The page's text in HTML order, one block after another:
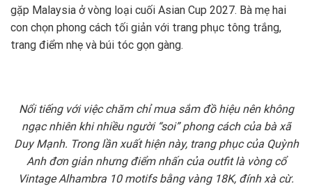
gặp Malaysia ở vòng loại cuối Asian Cup 2027. Bà mẹ hai
con chọn phong cách tối giản với trang phục tông trắng,
trang điểm nhẹ và búi tóc gọn gàng.
Nổi tiếng với việc chăm chỉ mua sắm đồ hiệu nên không
ngạc nhiên khi nhiều người “soi” phong cách của bà xã
Duy Mạnh. Trong lần xuất hiện này, trang phục của Quỳnh
Anh đơn giản nhưng điểm nhấn của outfit là vòng cổ
Vintage Alhambra 10 motifs bằng vàng 18K, đính xà cừ.